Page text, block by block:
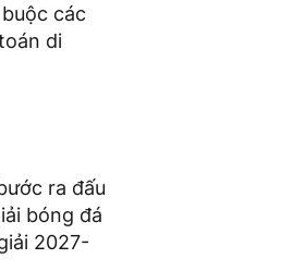
các
di
ra đấu
bóng đá
2027-